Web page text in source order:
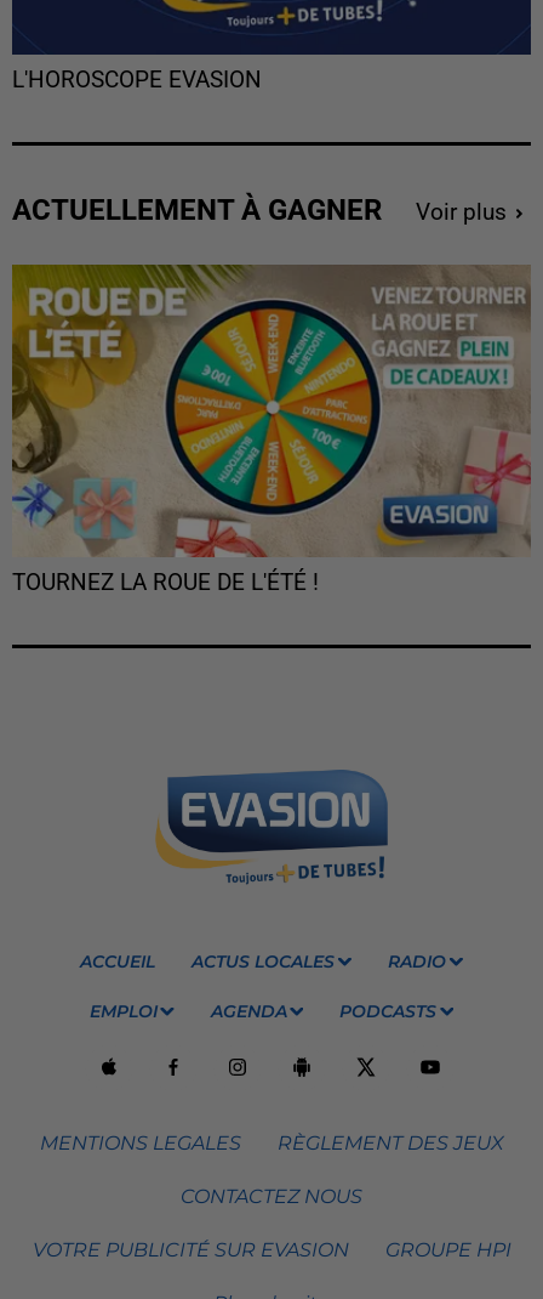
L'HOROSCOPE EVASION
ACTUELLEMENT À GAGNER Voir plus
TOURNEZ LA ROUE DE L'ÉTÉ !
ACCUEIL ACTUS LOCALES RADIO
EMPLOI AGENDA PODCASTS
MENTIONS LEGALES RÈGLEMENT DES JEUX
CONTACTEZ NOUS
VOTRE PUBLICITÉ SUR EVASION GROUPE HPI